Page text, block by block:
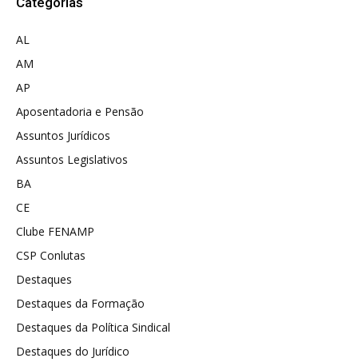
AL
AM
AP
Aposentadoria e Pensão
Assuntos Jurídicos
Assuntos Legislativos
BA
CE
Clube FENAMP
CSP Conlutas
Destaques
Destaques da Formação
Destaques da Política Sindical
Destaques do Jurídico